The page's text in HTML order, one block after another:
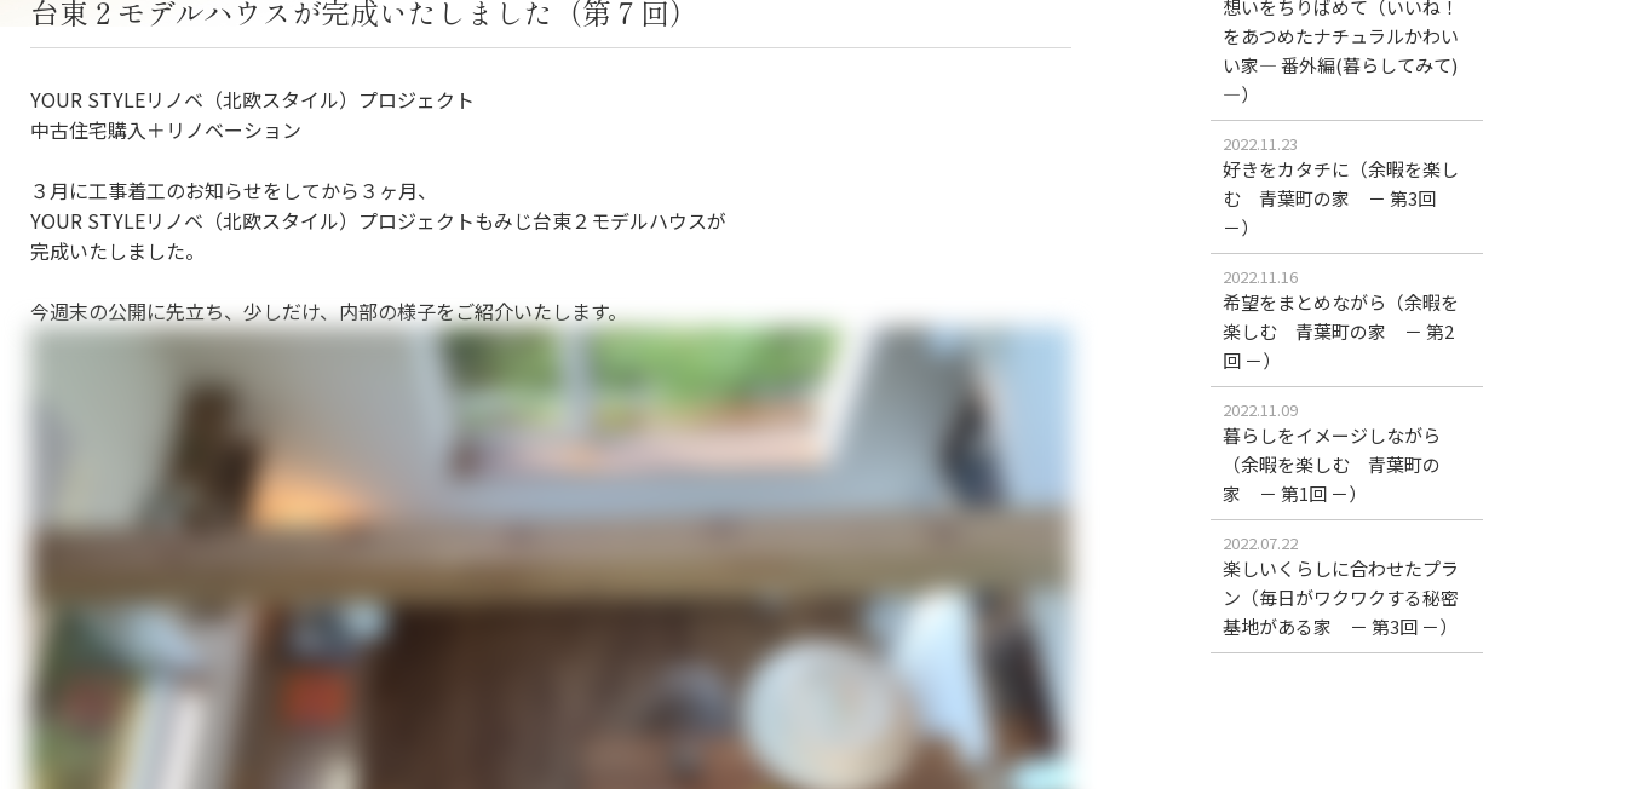
台東２モデルハウスが完成いたしました（第７回）
YOUR STYLEリノベ（北欧スタイル）プロジェクト
中古住宅購入＋リノベーション
３月に工事着工のお知らせをしてから３ヶ月、
YOUR STYLEリノベ（北欧スタイル）プロジェクトもみじ台東２モデルハウスが
完成いたしました。
今週末の公開に先立ち、少しだけ、内部の様子をご紹介いたします。
想いをちりばめて（いいね！
をあつめたナチュラルかわい
い家― 番外編(暮らしてみて)
―）
2022.11.23
好きをカタチに（余暇を楽し
む 青葉町の家 － 第3回
－）
2022.11.16
希望をまとめながら（余暇を
楽しむ 青葉町の家 － 第2
回 －）
2022.11.09
暮らしをイメージしながら
（余暇を楽しむ 青葉町の
家 － 第1回 －）
2022.07.22
楽しいくらしに合わせたプラ
ン（毎日がワクワクする秘密
基地がある家 － 第3回 －）